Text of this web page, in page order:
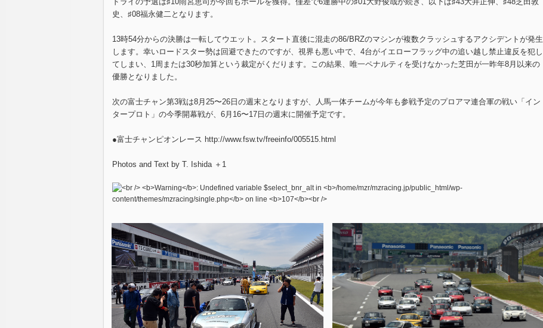
史、♯08福永健二となります。
13時54分からの決勝は一転してウエット。スタート直後に混走の86/BRZのマシンが複数クラッシュするアクシデントが発生
します。幸いロードスター勢は回避できたのですが、視界も悪い中で、4台がイエローフラッグ中の追い越し禁止違反を犯し
てしまい、1周または30秒加算という裁定がくだります。この結果、唯一ペナルティを受けなかった芝田が一昨年8月以来の
優勝となりました。
次の富士チャン第3戦は8月25〜26日の週末となりますが、人馬一体チームが今年も参戦予定のプロアマ連合軍の戦い「イン
タープロト」の今季開幕戦が、6月16〜17日の週末に開催予定です。
●富士チャンピオンレース http://www.fsw.tv/freeinfo/005515.html
Photos and Text by T. Ishida ＋1